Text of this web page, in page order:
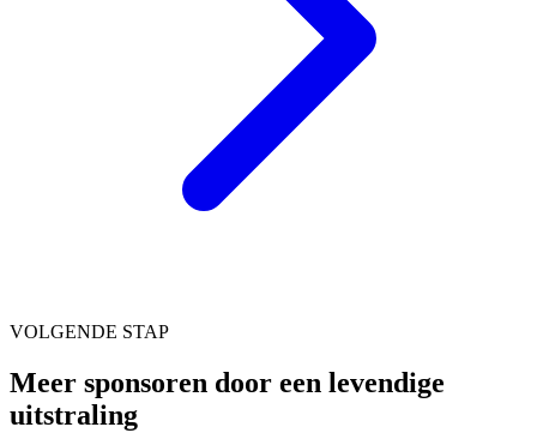
VOLGENDE STAP
Meer sponsoren door een levendige
uitstraling